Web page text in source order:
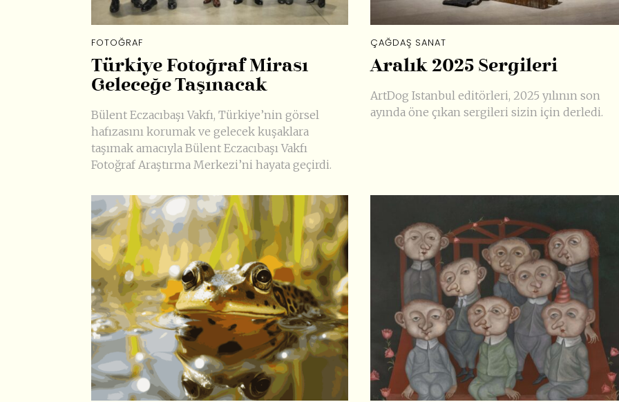
FOTOĞRAF
Türkiye Fotoğraf Mirası
Geleceğe Taşınacak
Bülent Eczacıbaşı Vakfı, Türkiye’nin görsel
hafızasını korumak ve gelecek kuşaklara
taşımak amacıyla Bülent Eczacıbaşı Vakfı
Fotoğraf Araştırma Merkezi’ni hayata geçirdi.
ÇAĞDAŞ SANAT
Aralık 2025 Sergileri
ArtDog Istanbul editörleri, 2025 yılının son
ayında öne çıkan sergileri sizin için derledi.